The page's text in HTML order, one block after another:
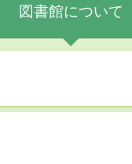
図書館について